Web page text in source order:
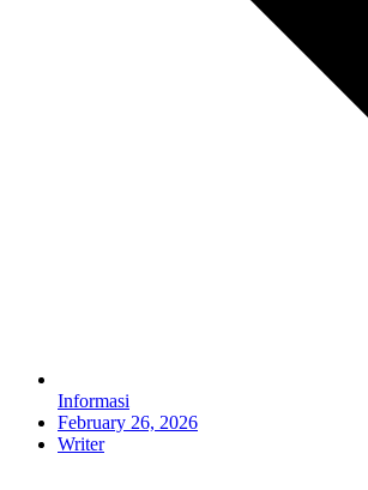
Informasi
February 26, 2026
Writer